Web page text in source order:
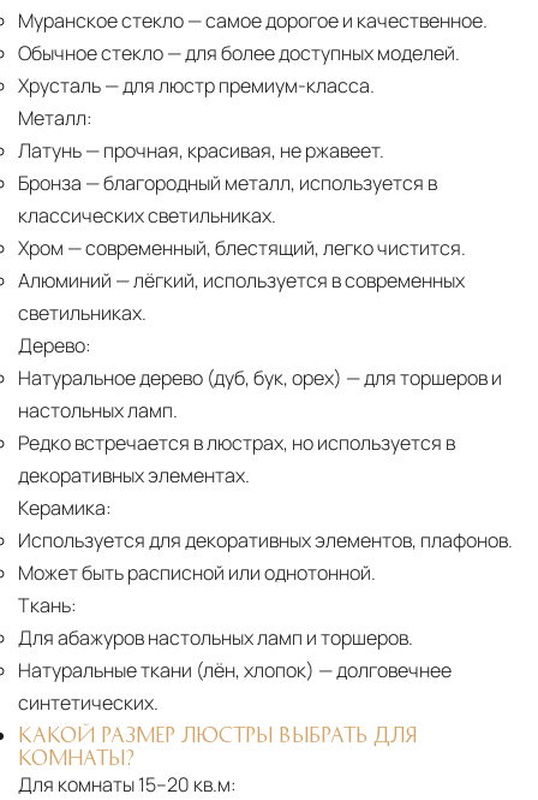
Муранское стекло— самое дорогое и качественное.
Обычное стекло— для более доступных моделей.
Хрусталь— для люстр премиум-класса.
Металл:
Латунь— прочная, красивая, не ржавеет.
Бронза — благородный металл, используется в
классических светильниках.
Хром — современный, блестящий, легко чистится.
Алюминий — лёгкий, используется в современных
светильниках.
Дерево:
Натуральное дерево (дуб, бук, орех) — для торшеров и
настольных ламп.
Редко встречается в люстрах, но используется в
декоративных элементах.
Керамика:
Используется для декоративных элементов, плафонов.
Может быть расписной или однотонной.
Ткань:
Для абажуров настольных ламп и торшеров.
Натуральные ткани (лён, хлопок) — долговечнее
синтетических.
КАКОЙ РАЗМЕР ЛЮСТРЫ ВЫБРАТЬ ДЛЯ
КОМНАТЫ?
Для комнаты 15–20 кв.м: